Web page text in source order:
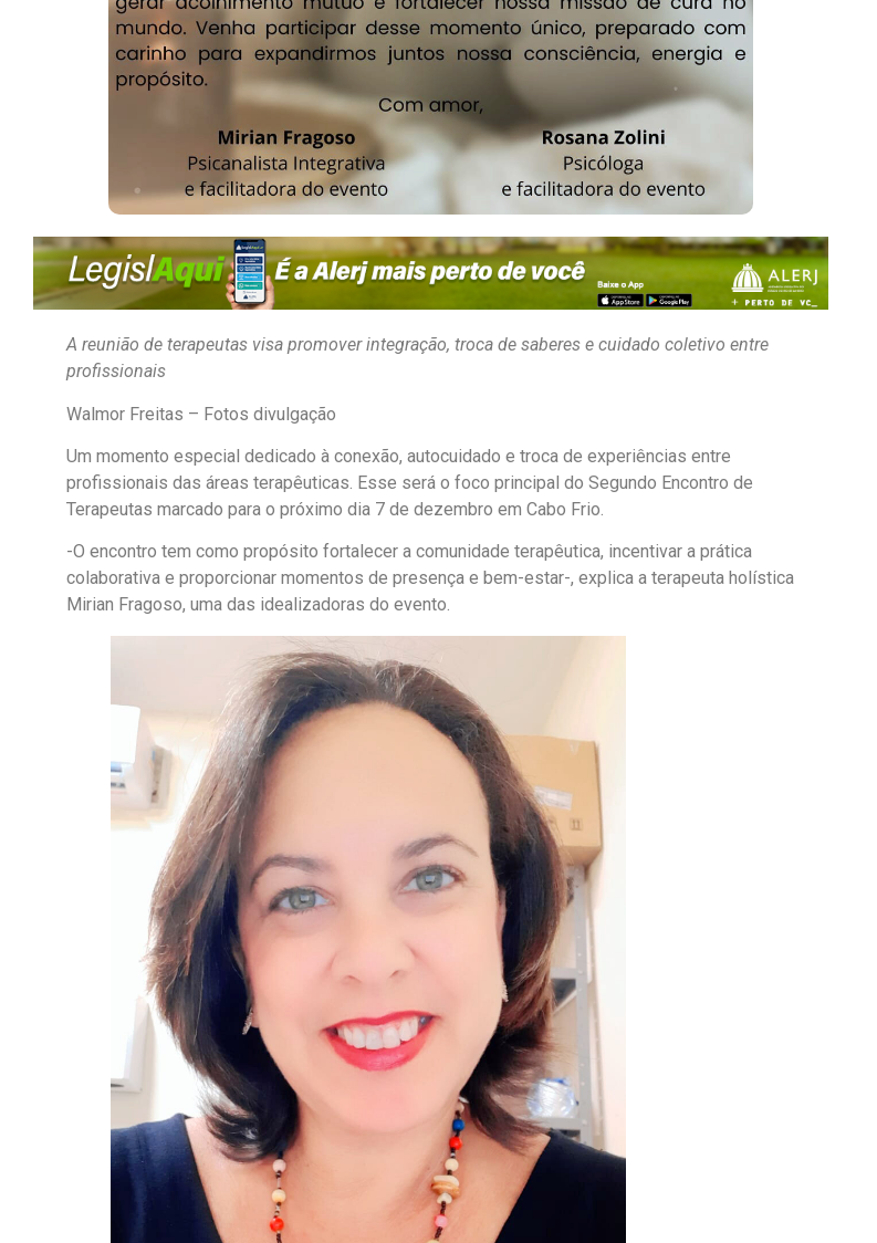
A reunião de terapeutas visa promover integração, troca de saberes e cuidado coletivo entre
profissionais
Walmor Freitas – Fotos divulgação
Um momento especial dedicado à conexão, autocuidado e troca de experiências entre
profissionais das áreas terapêuticas. Esse será o foco principal do Segundo Encontro de
Terapeutas marcado para o próximo dia 7 de dezembro em Cabo Frio.
-O encontro tem como propósito fortalecer a comunidade terapêutica, incentivar a prática
colaborativa e proporcionar momentos de presença e bem-estar-, explica a terapeuta holística
Mirian Fragoso, uma das idealizadoras do evento.